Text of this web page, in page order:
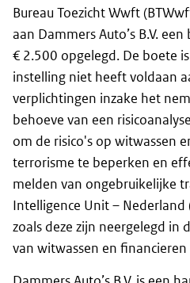
Bureau Toezicht Wwft
aan Dammers Auto’s B.V.
€ 2.500 opgelegd. De boete
instelling niet heeft voldaan
verplichtingen inzake het
behoeve van een
om de risico's op witwassen
terrorisme te beperken en
melden van ongebruikelijke
Intelligence Unit –
zoals deze zijn neergelegd in
van witwassen en